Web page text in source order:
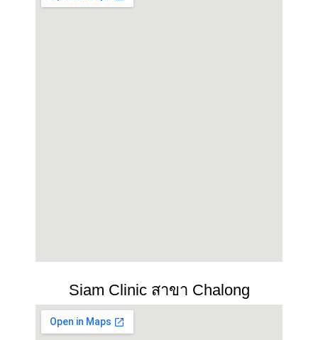
Siam Clinic สาขา Chalong